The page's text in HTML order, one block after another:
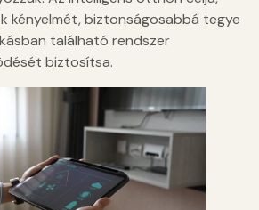
kényelmét, biztonságosabbá tegye
található rendszer
biztosítsa.